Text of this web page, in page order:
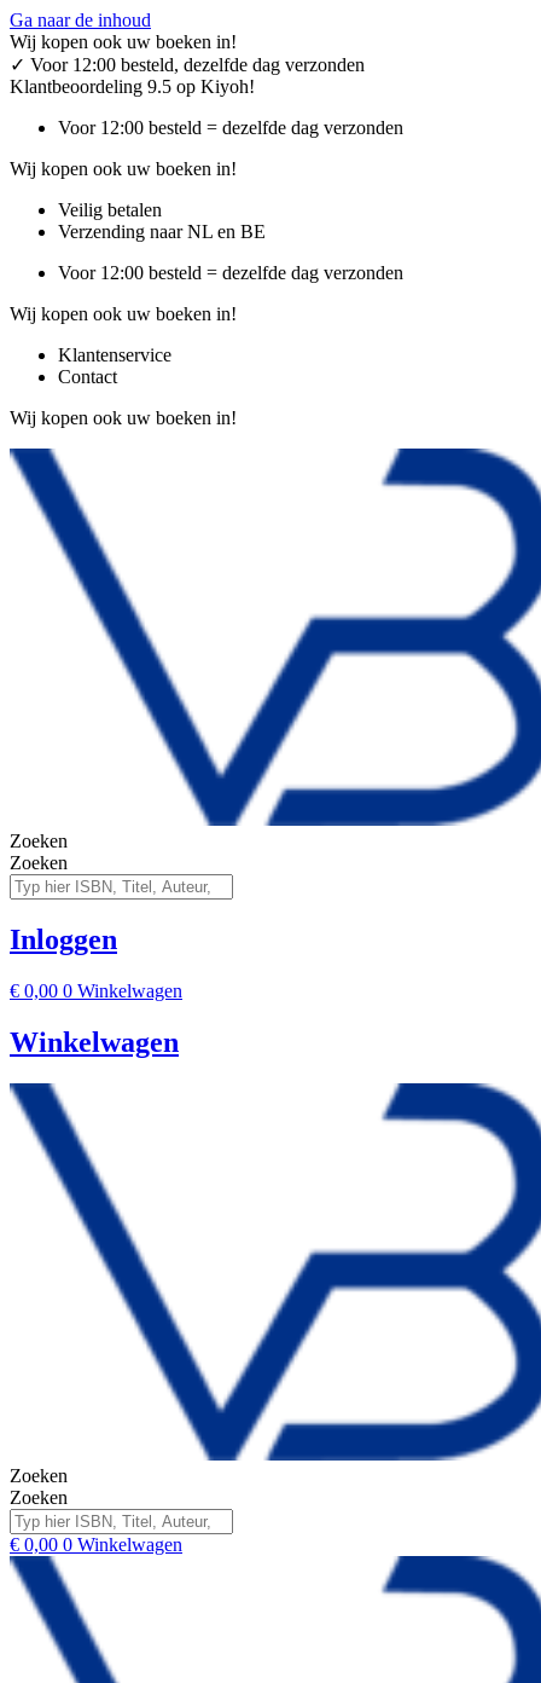
Ga naar de inhoud
Wij kopen ook uw boeken in!
✓ Voor 12:00 besteld, dezelfde dag verzonden
Klantbeoordeling 9.5 op Kiyoh!
Voor 12:00 besteld = dezelfde dag verzonden
Wij kopen ook uw boeken in!
Veilig betalen
Verzending naar NL en BE
Voor 12:00 besteld = dezelfde dag verzonden
Wij kopen ook uw boeken in!
Klantenservice
Contact
Wij kopen ook uw boeken in!
Zoeken
Zoeken
Inloggen
€ 0,00 0 Winkelwagen
Winkelwagen
Zoeken
Zoeken
€ 0,00 0 Winkelwagen